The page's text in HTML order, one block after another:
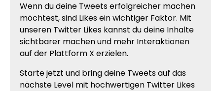
Wenn du deine Tweets erfolgreicher machen
möchtest, sind Likes ein wichtiger Faktor. Mit
unseren Twitter Likes kannst du deine Inhalte
sichtbarer machen und mehr Interaktionen
auf der Plattform X erzielen.
Starte jetzt und bring deine Tweets auf das
nächste Level mit hochwertigen Twitter Likes